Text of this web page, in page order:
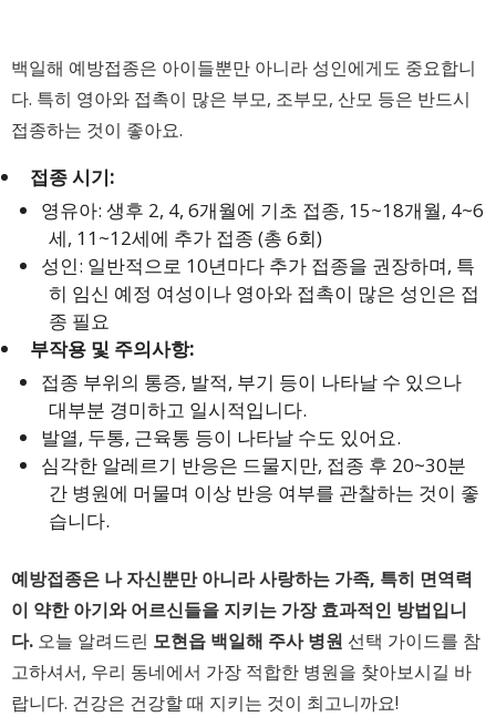
백일해 예방접종은 아이들뿐만 아니라 성인에게도 중요합니
다. 특히 영아와 접촉이 많은 부모, 조부모, 산모 등은 반드시
접종하는 것이 좋아요.
접종 시기:
영유아: 생후 2, 4, 6개월에 기초 접종, 15~18개월, 4~6
세, 11~12세에 추가 접종 (총 6회)
성인: 일반적으로 10년마다 추가 접종을 권장하며, 특
히 임신 예정 여성이나 영아와 접촉이 많은 성인은 접
종 필요
부작용 및 주의사항:
접종 부위의 통증, 발적, 부기 등이 나타날 수 있으나
대부분 경미하고 일시적입니다.
발열, 두통, 근육통 등이 나타날 수도 있어요.
심각한 알레르기 반응은 드물지만, 접종 후 20~30분
간 병원에 머물며 이상 반응 여부를 관찰하는 것이 좋
습니다.
예방접종은 나 자신뿐만 아니라 사랑하는 가족, 특히 면역력
이 약한 아기와 어르신들을 지키는 가장 효과적인 방법입니
다. 오늘 알려드린 모현읍 백일해 주사 병원 선택 가이드를 참
고하셔서, 우리 동네에서 가장 적합한 병원을 찾아보시길 바
랍니다. 건강은 건강할 때 지키는 것이 최고니까요!